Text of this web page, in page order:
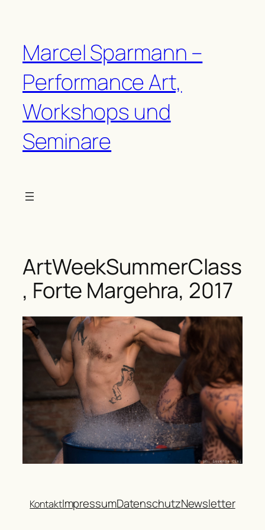
Marcel Sparmann –
Performance Art,
Workshops und
Seminare
ArtWeekSummerClass
, Forte Margehra, 2017
KontaktImpressumDatenschutzNewsletter